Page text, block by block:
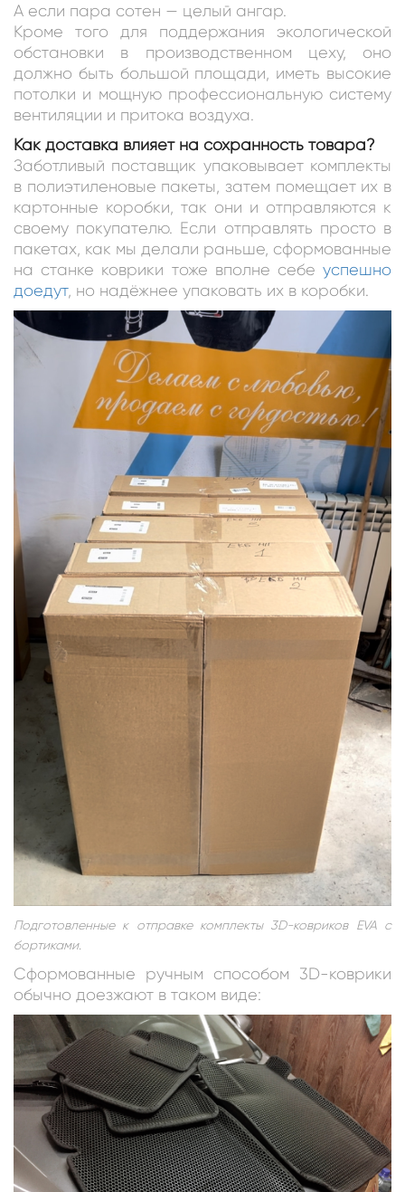
А если пара сотен — целый ангар.
Кроме того для поддержания экологической
обстановки в производственном цеху, оно
должно быть большой площади, иметь высокие
потолки и мощную профессиональную систему
вентиляции и притока воздуха.
Как доставка влияет на сохранность товара?
Заботливый поставщик упаковывает комплекты
в полиэтиленовые пакеты, затем помещает их в
картонные коробки, так они и отправляются к
своему покупателю. Если отправлять просто в
пакетах, как мы делали раньше, сформованные
на станке коврики тоже вполне себе успешно
доедут, но надёжнее упаковать их в коробки.
Подготовленные к отправке комплекты 3D-ковриков EVA с
бортиками.
Сформованные ручным способом 3D-коврики
обычно доезжают в таком виде: